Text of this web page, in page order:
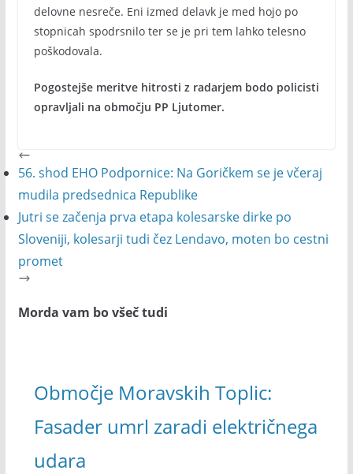
delovne nesreče. Eni izmed delavk je med hojo po
stopnicah spodrsnilo ter se je pri tem lahko telesno
poškodovala.
Pogostejše meritve hitrosti z radarjem bodo policisti
opravljali na območju PP Ljutomer.
56. shod EHO Podpornice: Na Goričkem se je včeraj
mudila predsednica Republike
Jutri se začenja prva etapa kolesarske dirke po
Sloveniji, kolesarji tudi čez Lendavo, moten bo cestni
promet
Morda vam bo všeč tudi
Območje Moravskih Toplic:
Fasader umrl zaradi električnega
udara